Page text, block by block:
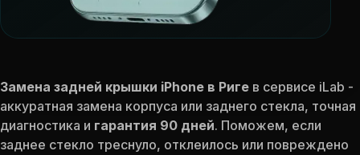
Замена задней крышки iPhone в Риге в сервисе iLab -
аккуратная замена корпуса или заднего стекла, точная
диагностика и гарантия 90 дней. Поможем, если
заднее стекло треснуло, отклеилось или повреждено